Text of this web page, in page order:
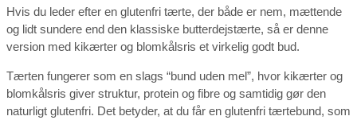
Hvis du leder efter en glutenfri tærte, der både er nem, mættende
og lidt sundere end den klassiske butterdejstærte, så er denne
version med kikærter og blomkålsris et virkelig godt bud.
Tærten fungerer som en slags “bund uden mel”, hvor kikærter og
blomkålsris giver struktur, protein og fibre og samtidig gør den
naturligt glutenfri. Det betyder, at du får en glutenfri tærtebund, som